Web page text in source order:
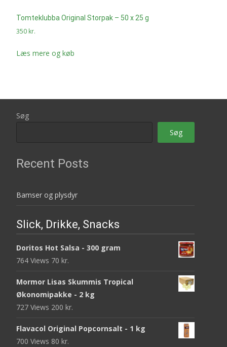
Tomteklubba Original Storpak – 50 x 25 g
350 kr.
Læs mere og køb
Søg
Søg
Recent Posts
Bamser og plysdyr
Slick, Drikke, Snacks
Doritos Hot Salsa - 300 gram
764 Views 70 kr.
Mormor Lisas Skummis Tropical
Økonomipakke - 2 kg
727 Views 200 kr.
Flavacol Original Popcornsalt - 1 kg
700 Views 80 kr.